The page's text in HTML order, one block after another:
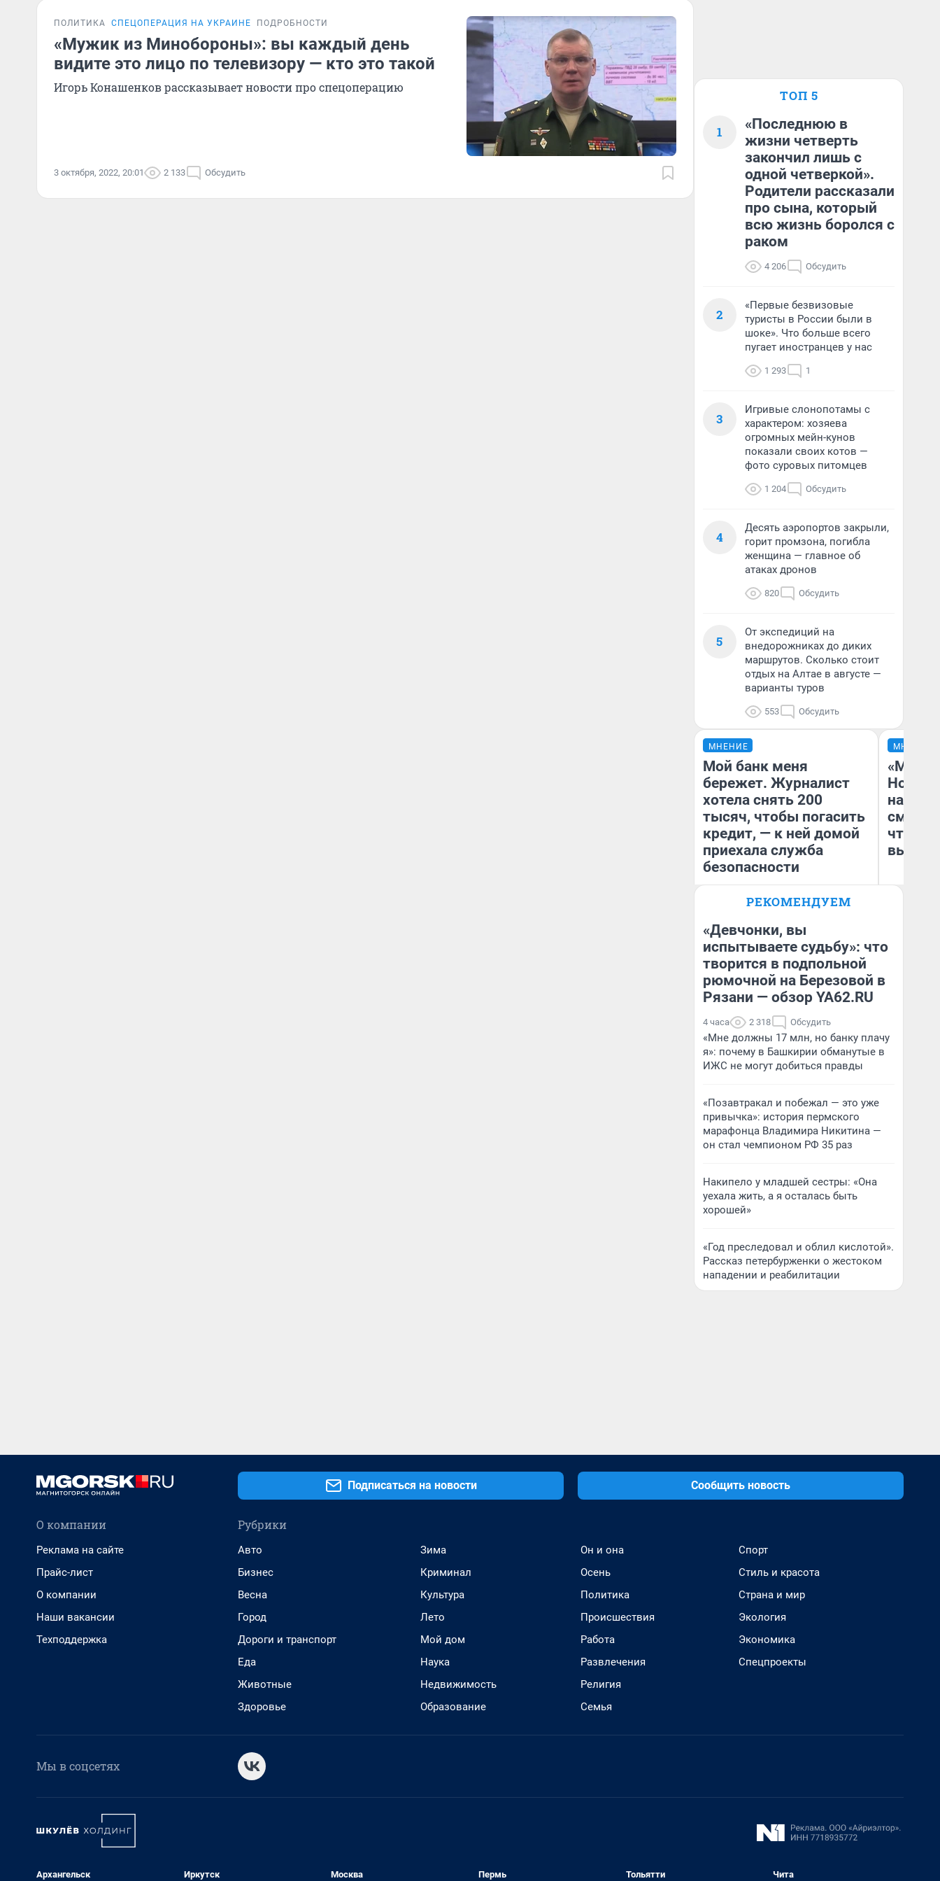
ПОЛИТИКА СПЕЦОПЕРАЦИЯ НА УКРАИНЕ ПОДРОБНОСТИ
«Мужик из Минобороны»: вы каждый день
видите это лицо по телевизору — кто это такой
Игорь Конашенков рассказывает новости про спецоперацию
3 октября, 2022, 20:01 2 133 Обсудить
ТОП 5
1
«Последнюю в
жизни четверть
закончил лишь с
одной четверкой».
Родители рассказали
про сына, который
всю жизнь боролся с
раком
4 206 Обсудить
2
«Первые безвизовые
туристы в России были в
шоке». Что больше всего
пугает иностранцев у нас
1 293 1
3
Игривые слонопотамы с
характером: хозяева
огромных мейн-кунов
показали своих котов —
фото суровых питомцев
1 204 Обсудить
4
Десять аэропортов закрыли,
горит промзона, погибла
женщина — главное об
атаках дронов
820 Обсудить
5
От экспедиций на
внедорожниках до диких
маршрутов. Сколько стоит
отдых на Алтае в августе —
варианты туров
553 Обсудить
МНЕНИЕ
Мой банк меня
бережет. Журналист
хотела снять 200
тысяч, чтобы погасить
кредит, — к ней домой
приехала служба
безопасности
Ксения Владимирская
МНЕНИЕ
«Мы
чтобы
РЕКОМЕНДУЕМ
«Девчонки, вы
испытываете судьбу»: что
творится в подпольной
рюмочной на Березовой в
Рязани — обзор YA62.RU
4 часа 2 318 Обсудить
«Мне должны 17 млн, но банку плачу
я»: почему в Башкирии обманутые в
ИЖС не могут добиться правды
«Позавтракал и побежал — это уже
привычка»: история пермского
марафонца Владимира Никитина —
он стал чемпионом РФ 35 раз
Накипело у младшей сестры: «Она
уехала жить, а я осталась быть
хорошей»
«Год преследовал и облил кислотой».
Рассказ петербурженки о жестоком
нападении и реабилитации
Подписаться на новости Сообщить новость
О компании
Реклама на сайте
Прайс-лист
О компании
Наши вакансии
Техподдержка
Рубрики
Авто
Бизнес
Весна
Город
Дороги и транспорт
Еда
Животные
Здоровье
Зима
Криминал
Культура
Лето
Мой дом
Наука
Недвижимость
Образование
Он и она
Осень
Политика
Происшествия
Работа
Развлечения
Религия
Семья
Спорт
Стиль и красота
Страна и мир
Экология
Экономика
Спецпроекты
Мы в соцсетях
Архангельск Иркутск Москва Пермь Тольятти Чита